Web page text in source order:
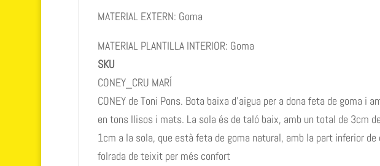
MATERIAL EXTERN: Goma
MATERIAL PLANTILLA INTERIOR: Goma
SKU
CONEY_CRU MARÍ
CONEY de Toni Pons. Bota baixa d’aigua per a dona feta de goma i
en tons llisos i mats. La sola és de taló baix, amb un total de 3cm
1cm a la sola, que està feta de goma natural, amb la part inferior
folrada de teixit per més confort